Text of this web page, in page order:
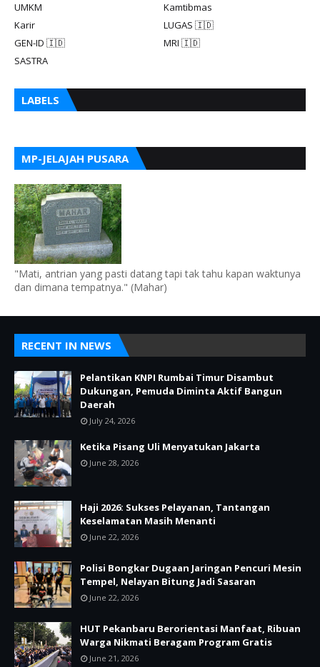
UMKM
Kamtibmas
Karir
LUGAS 🇮🇩
GEN-ID 🇮🇩
MRI 🇮🇩
SASTRA
LABELS
MP-JELAJAH PUSARA
"Mati, antrian yang pasti datang tapi tak tahu kapan waktunya
dan dimana tempatnya." (Mahar)
RECENT IN NEWS
Pelantikan KNPI Rumbai Timur Disambut
Dukungan, Pemuda Diminta Aktif Bangun
Daerah
July 24, 2026
Ketika Pisang Uli Menyatukan Jakarta
June 28, 2026
Haji 2026: Sukses Pelayanan, Tantangan
Keselamatan Masih Menanti
June 22, 2026
Polisi Bongkar Dugaan Jaringan Pencuri Mesin
Tempel, Nelayan Bitung Jadi Sasaran
June 22, 2026
HUT Pekanbaru Berorientasi Manfaat, Ribuan
Warga Nikmati Beragam Program Gratis
June 21, 2026